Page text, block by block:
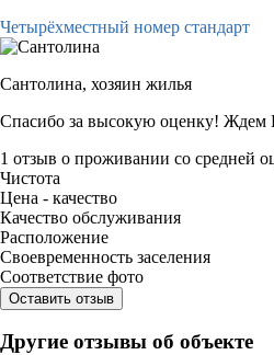
Четырёхместный номер стандарт
Сантолина, хозяин жилья
Спасибо за высокую оценку! Ждем
1 отзыв о проживании со средней
Чистота
Цена - качество
Качество обслуживания
Расположение
Своевременность заселения
Соответствие фото
Оставить отзыв
Другие отзывы об объекте